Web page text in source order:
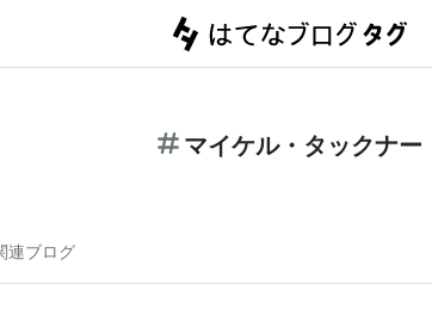
マイケル・タックナー
連ブログ